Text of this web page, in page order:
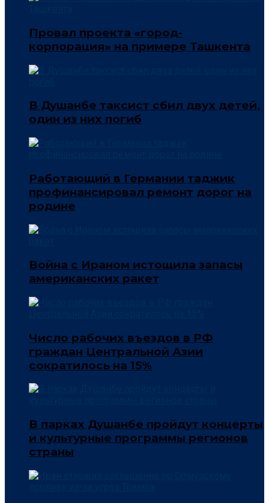
Провал проекта «город-
корпорация» на примере Ташкента
В Душанбе таксист сбил двух детей,
один из них погиб
Работающий в Германии таджик
профинансировал ремонт дорог на
родине
Война с Ираном истощила запасы
американских ракет
Число рабочих въездов в РФ
граждан Центральной Азии
сократилось на 15%
В парках Душанбе пройдут концерты
и культурные программы регионов
страны